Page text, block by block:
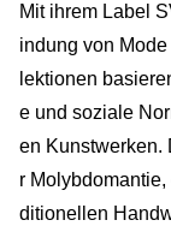
Mit ihrem Label
indung von
lektionen
e und soziale
en Kunstwerken.
r
ditionellen